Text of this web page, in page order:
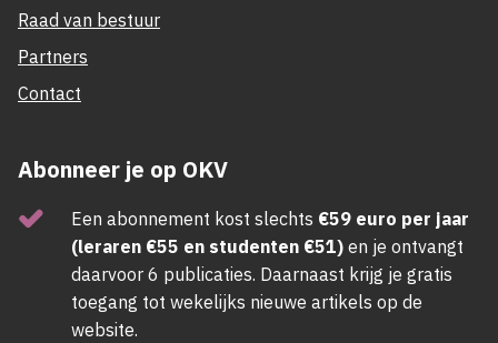
Raad van bestuur
Partners
Contact
Abonneer je op OKV
Een abonnement kost slechts €59 euro per jaar
(leraren €55 en studenten €51) en je ontvangt
daarvoor 6 publicaties. Daarnaast krijg je gratis
toegang tot wekelijks nieuwe artikels op de
website.